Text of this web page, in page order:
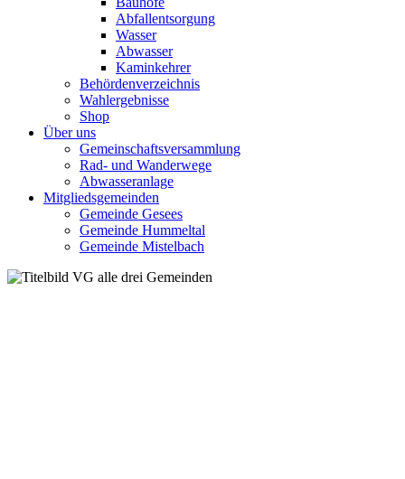
Abfallentsorgung
Wasser
Abwasser
Kaminkehrer
Behördenverzeichnis
Wahlergebnisse
Shop
Über uns
Gemeinschaftsversammlung
Rad- und Wanderwege
Abwasseranlage
Mitgliedsgemeinden
Gemeinde Gesees
Gemeinde Hummeltal
Gemeinde Mistelbach